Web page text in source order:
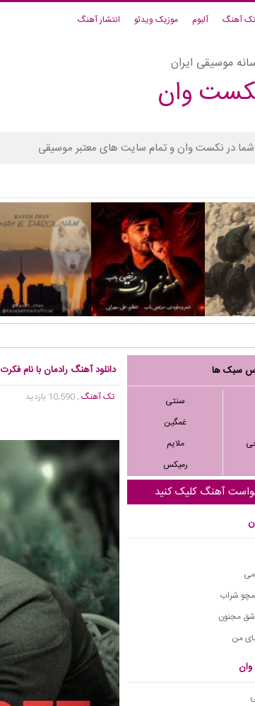
تک آهنگ آلبوم موزیک ویدئو انتشار آهنگ
موسیقی ایران
وان
در نکست وان و تمام سایت های معتبر موسیقی
سبک ها
سنتی
غمگین
ملایم
رمیکس
آهنگ کلیک کنید
شراب
مجنون
من
دانلود آهنگ رادمان با نام فکرت
تک آهنگ, 10,590 بازدید